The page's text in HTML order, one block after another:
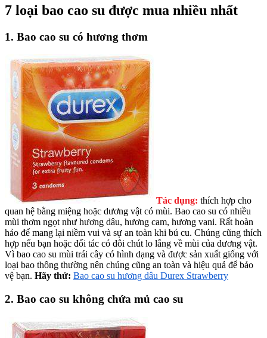
7 loại bao cao su được mua nhiều nhất
1. Bao cao su có hương thơm
Tác dụng: thích hợp cho
quan hệ bằng miệng hoặc dương vật có mùi. Bao cao su có nhiều
mùi thơm ngọt như hương dâu, hương cam, hương vani. Rất hoàn
hảo để mang lại niềm vui và sự an toàn khi bú cu. Chúng cũng thích
hợp nếu bạn hoặc đối tác có đôi chút lo lắng về mùi của dương vật.
Vì bao cao su mùi trái cây có hình dạng và được sản xuất giống với
loại bao thông thường nên chúng cũng an toàn và hiệu quả để bảo
vệ bạn. Hãy thử: Bao cao su hương dâu Durex Strawberry
2. Bao cao su không chứa mủ cao su